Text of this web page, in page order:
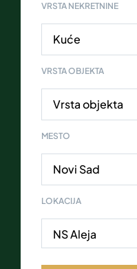
VRSTA NEKRETNINE
VRSTA OBJEKTA
MESTO
LOKACIJA
NS Aleja